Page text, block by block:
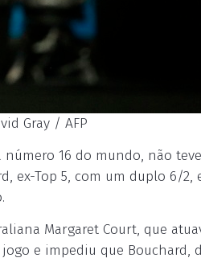
Gray / AFP
número 16 do mundo, não teve
ex-Top 5, com um duplo 6/2,
Margaret Court, que
e impediu que Bouchard,